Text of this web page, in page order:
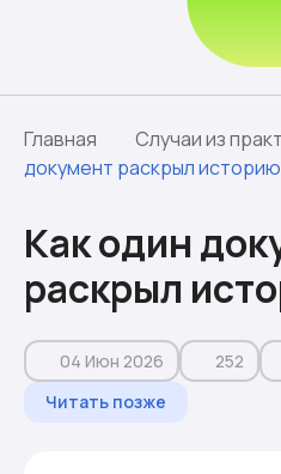
Главная Случаи из
документ раскрыл
Как один
раскрыл
Читать позже
04 Июн 2026 252